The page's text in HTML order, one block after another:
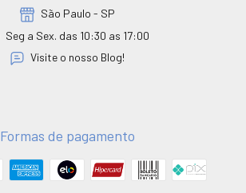
São Paulo - SP
Seg a Sex. das 10:30 as 17:00
Visite o nosso Blog!
Formas de pagamento